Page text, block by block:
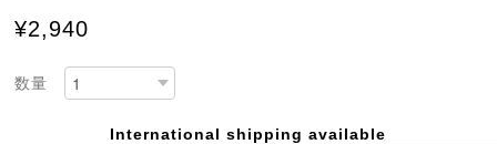
¥2,940
数量
International shipping available